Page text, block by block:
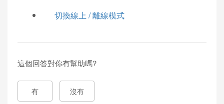
切換線上 / 離線模式
這個回答對你有幫助嗎?
有 沒有